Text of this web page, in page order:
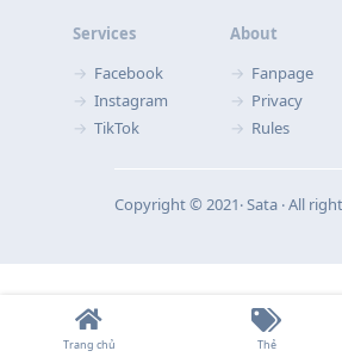
Services
Facebook
Instagram
TikTok
About
Fanpage
Privacy
Rules
Copyright © 2021‧ Sata ‧ All
Trang chủ Thẻ